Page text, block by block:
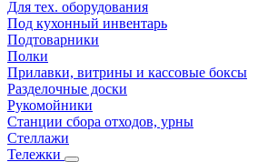
Для тех. оборудования
Под кухонный инвентарь
Подтоварники
Полки
Прилавки, витрины и кассовые боксы
Разделочные доски
Рукомойники
Станции сбора отходов, урны
Стеллажи
Тележки